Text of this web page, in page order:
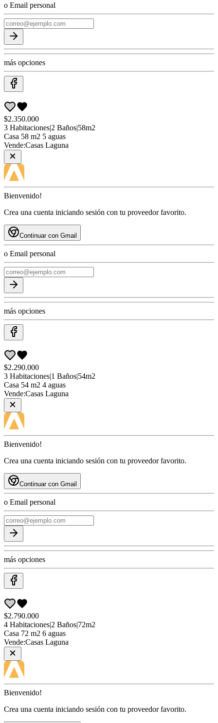
o Email personal
más opciones
$2.350.000
3 Habitaciones|2 Baños|58m2
Casa 58 m2 5 aguas
Vende:Casas Laguna
Bienvenido!
Crea una cuenta iniciando sesión con tu proveedor favorito.
Continuar con Gmail
o Email personal
más opciones
$2.290.000
3 Habitaciones|1 Baños|54m2
Casa 54 m2 4 aguas
Vende:Casas Laguna
Bienvenido!
Crea una cuenta iniciando sesión con tu proveedor favorito.
Continuar con Gmail
o Email personal
más opciones
$2.790.000
4 Habitaciones|2 Baños|72m2
Casa 72 m2 6 aguas
Vende:Casas Laguna
Bienvenido!
Crea una cuenta iniciando sesión con tu proveedor favorito.